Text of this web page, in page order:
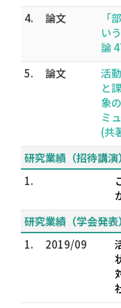
4.
論文
「
い
論
5.
論文
活
と
象
ミ
(共
研究業績（招待講演）
1.
研究業績（学会発表）
1.
2019/09